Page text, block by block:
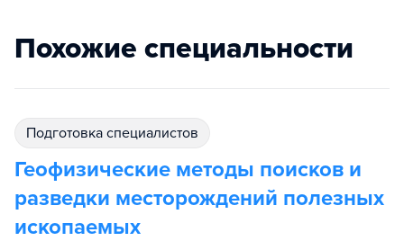
Похожие специальности
подготовка специалистов
Геофизические методы поисков и
разведки месторождений полезных
ископаемых